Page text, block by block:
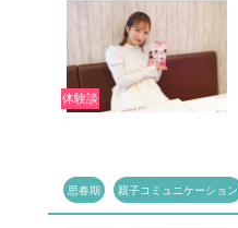
体験談
思春期 親子コミュニケーション